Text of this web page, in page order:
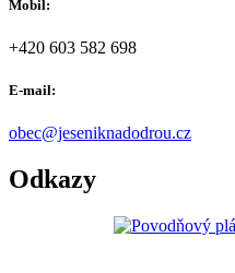
Mobil:
+420 603 582 698
E-mail:
obec@jeseniknadodrou.cz
Odkazy